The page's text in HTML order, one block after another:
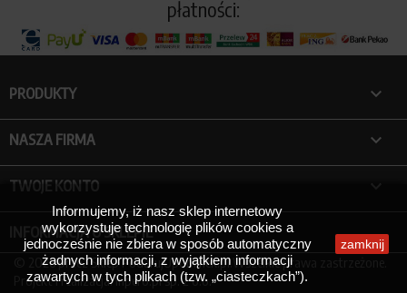
płatności:
PRODUKTY 
NASZA FIRMA 
TWOJE KONTO 
Informujemy, iż nasz sklep internetowy
wykorzystuje technologię plików cookies a
jednocześnie nie zbiera w sposób automatyczny
żadnych informacji, z wyjątkiem informacji
zawartych w tych plikach (tzw. „ciasteczkach”).
zamknij
INFORMACJA O SKLEPIE
© 2026 przez Sklep PodarujUpominek.pl.Wszelkie prawa zastrzeżone.
Projekt i realizacja:Inpero.plsp. z o.o.